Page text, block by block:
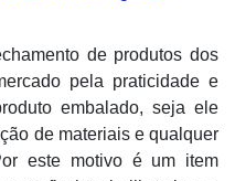
de produtos dos
pela praticidade e
embalado, seja ele
de materiais e qualquer
este motivo é um item